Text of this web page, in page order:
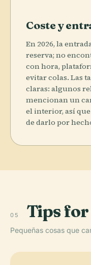
Coste y
En 2026, la
reserva; no
con hora,
evitar colas. Las
claras: algunos
mencionan un
el interior, así
de darlo por
05 Tips
Pequeñas cosas que